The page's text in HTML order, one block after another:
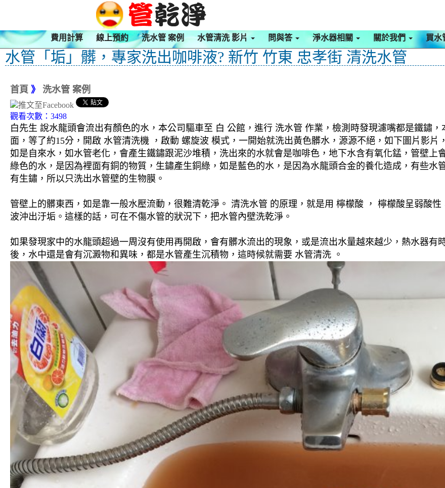
費用計算 線上預約 洗水管 案例 水管清洗 影片 問與答 淨水器相關 關於我們 買水
水管「垢」髒，專家洗出咖啡液? 新竹 竹東 忠孝街 清洗水管
首頁 》 洗水管 案例
觀看次數：3498
白先生 說水龍頭會流出有顏色的水，本公司驅車至 白 公館，進行 洗水管 作業，檢測時發現濾嘴都是鐵鏽
面，等了約15分，開啟 水管清洗機 ，啟動 螺旋波 模式，一開始就洗出黃色髒水，源源不絕，如下圖片影
如是自來水，如水管老化，會產生鐵鏽跟泥沙堆積，洗出來的水就會是咖啡色，地下水含有氧化錳，管壁上
綠色的水，是因為裡面有銅的物質，生鏽產生銅綠，如是藍色的水，是因為水龍頭合金的養化造成，有些水
有生鏽，所以只洗出水管壁的生物膜。
管壁上的髒東西，如是靠一般水壓流動，很難清乾淨。 清洗水管 的原理，就是用 檸檬酸 ， 檸檬酸呈弱酸
波沖出汙垢。這樣的話，可在不傷水管的狀況下，把水管內壁洗乾淨。
如果發現家中的水龍頭超過一周沒有使用再開啟，會有髒水流出的現象，或是流出水量越來越少，熱水器有
後，水中還是會有沉澱物和異味，都是水管產生沉積物，這時候就需要 水管清洗 。